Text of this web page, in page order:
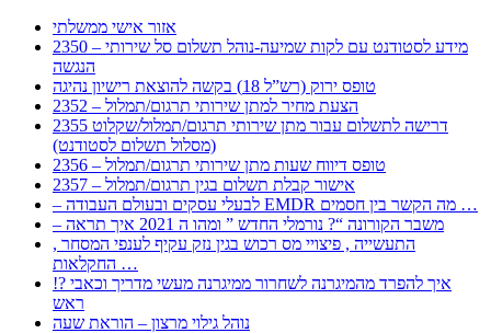
אזור אישי ממשלתי
2350 – מידע לסטודנט עם לקות שמיעה-נוהל תשלום סל שירותי
הנגשה
טופס ירוק (רש”ל 18) בקשה להוצאת רישיון נהיגה
2352 – הצעת מחיר למתן שירותי תרגום/תמלול
2355 דרישה לתשלום עבור מתן שירותי תרגום/תמלול/שקלוט
(מסלול תשלום לסטודנט)
2356 – טופס דיווח שעות מתן שירותי תרגום/תמלול
2357 – אישור קבלת תשלום בגין תרגום/תמלול
– לבעלי עסקים ובעולם העבודה EMDR מה הקשר בין חסמים …
– משבר הקורונה “? נורמלי החדש ” ומהו ה 2021 איך תראה
, התעשייה , פיצויי מס רכוש בגין נזק עקיף לענפי המסחר
החקלאות …
!? איך להפרד מהמיגרנה לשחרור ממיגרנה מעשי מדריך וכאבי
ראש
נוהל גילוי מרצון – הוראת שעה